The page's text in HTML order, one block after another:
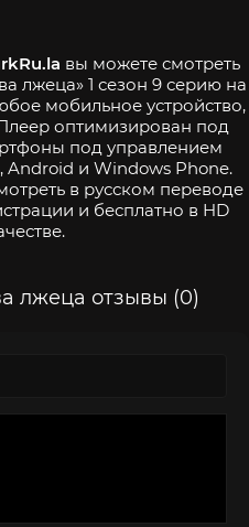
вы можете смотреть
лжеца» 1 сезон 9 серию на
мобильное устройство,
оптимизирован под
под управлением
Android и Windows Phone.
в русском переводе
и бесплатно в HD
лжеца отзывы (0)